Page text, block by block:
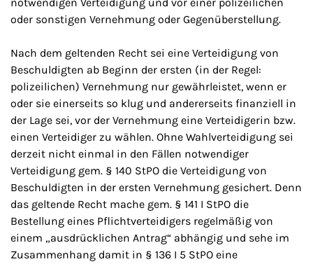
oder sonstigen Vernehmung oder Gegenüberstellung.
Nach dem geltenden Recht sei eine Verteidigung von
Beschuldigten ab Beginn der ersten (in der Regel:
polizeilichen) Vernehmung nur gewährleistet, wenn er
oder sie einerseits so klug und andererseits finanziell in
der Lage sei, vor der Vernehmung eine Verteidigerin bzw.
einen Verteidiger zu wählen. Ohne Wahlverteidigung sei
derzeit nicht einmal in den Fällen notwendiger
Verteidigung gem. § 140 StPO die Verteidigung von
Beschuldigten in der ersten Vernehmung gesichert. Denn
das geltende Recht mache gem. § 141 I StPO die
Bestellung eines Pflichtverteidigers regelmäßig von
einem „ausdrücklichen Antrag“ abhängig und sehe im
Zusammenhang damit in § 136 I 5 StPO eine